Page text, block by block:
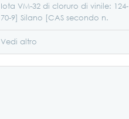
Iota VM-32 di cloruro di vinile: 124-
70-9] Silano [CAS secondo n.
Vedi altro